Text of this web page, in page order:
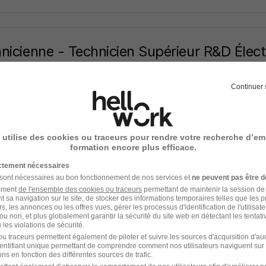
- Technicien Supérieur R&D
- Technicien en Automatismes
sur-Seine - 10 CDI 27 000 - 34 000 € / an
Continuer
utilise des cookies ou traceurs pour rendre votre recherche
formation encore plus efficace.
nécessaires
nécessaires au bon fonctionnement de nos services et ne peuvent pas être
de l'ensemble des cookies ou traceurspermettant de maintenir la session
sa navigation sur le site, de stocker des informations temporaires telles que les
les annonces ou les offres vues, gérer les processus d'identification de
non, et plus globalement garantir la sécurité du site web en détectant les
violations de sécurité.
traceurs permettent également de piloter et suivre les sources d'acquisition
unique permettant de comprendre comment nos utilisateurs naviguent sur
en fonction des différentes sources de trafic.